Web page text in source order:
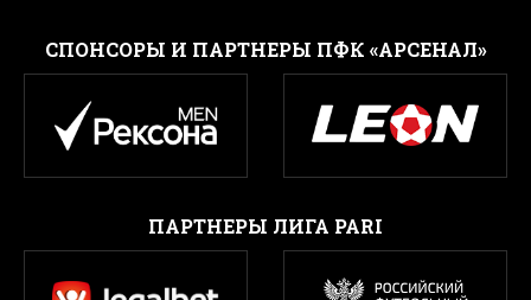
CПОНСОРЫ И ПАРТНЕРЫ ПФК «АРСЕНАЛ»
ПАРТНЕРЫ ЛИГА PARI